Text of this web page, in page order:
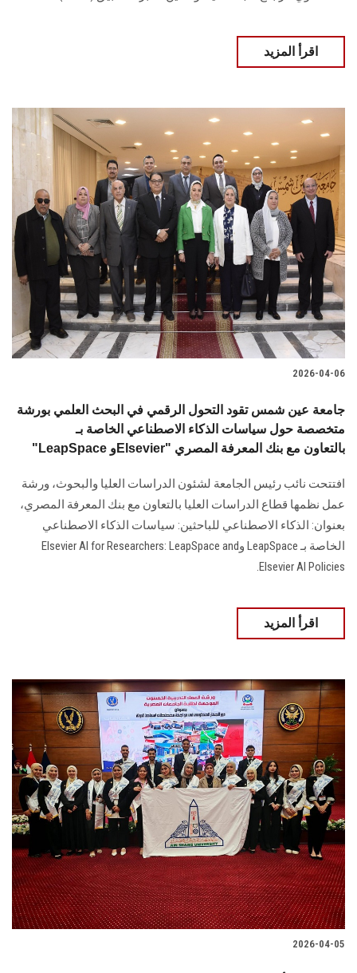
اقرأ المزيد
2026-04-06
جامعة عين شمس تقود التحول الرقمي في البحث العلمي بورشة
متخصصة حول سياسات الذكاء الاصطناعي الخاصة بـ
"LeapSpace وElsevier" بالتعاون مع بنك المعرفة المصري
افتتحت نائب رئيس الجامعة لشئون الدراسات العليا والبحوث، ورشة
عمل نظمها قطاع الدراسات العليا بالتعاون مع بنك المعرفة المصري،
بعنوان: الذكاء الاصطناعي للباحثين: سياسات الذكاء الاصطناعي
الخاصة بـ LeapSpace وElsevier AI for Researchers: LeapSpace and
Elsevier AI Policies.
اقرأ المزيد
2026-04-05